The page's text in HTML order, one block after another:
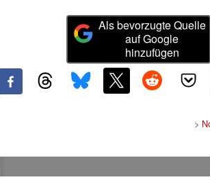
Als bevorzugte Quelle
auf Google
hinzufügen
>